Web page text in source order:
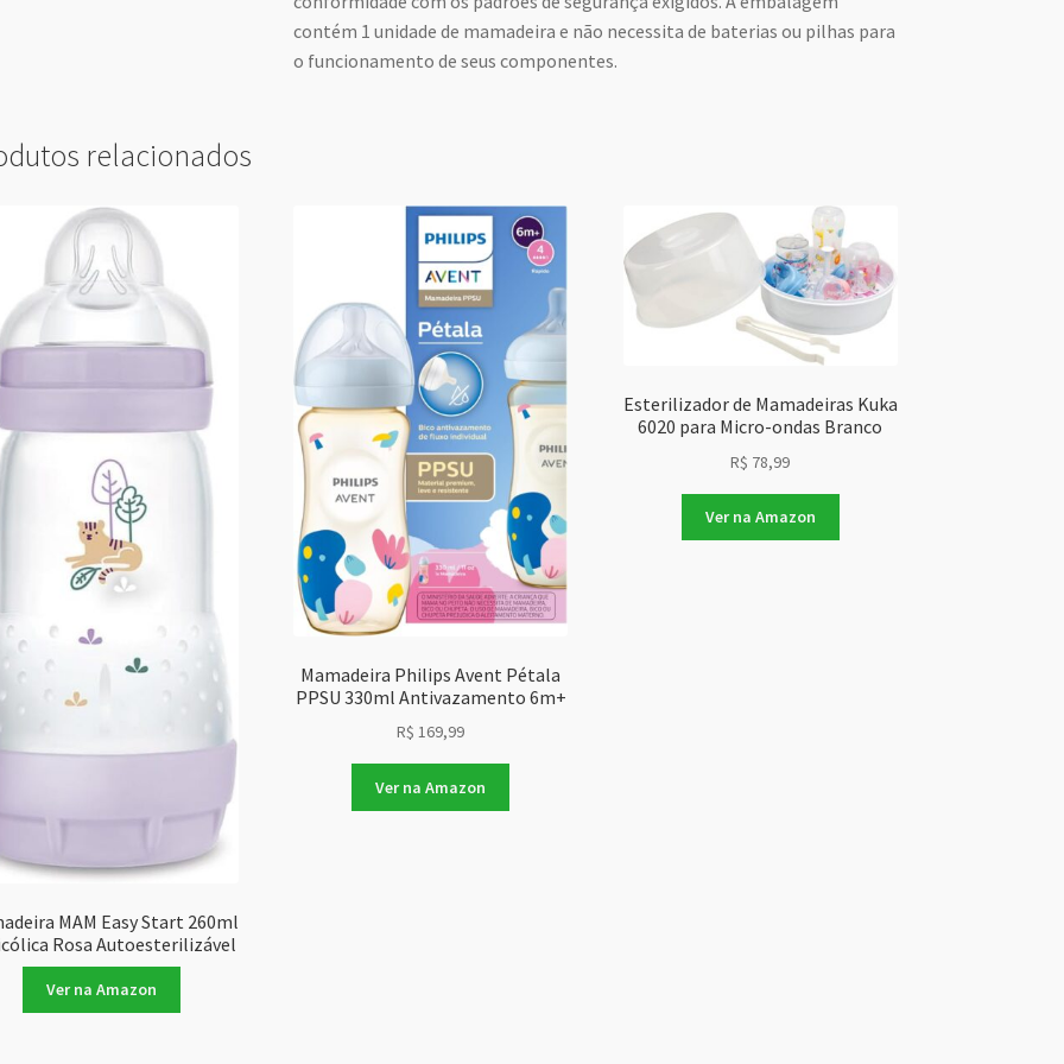
contém 1 unidade de mamadeira e não necessita de baterias ou pilhas para
o funcionamento de seus componentes.
relacionados
MAM Easy Start 260ml
Rosa Autoesterilizável
Ver na Amazon
Mamadeira Philips Avent Pétala
PPSU 330ml Antivazamento 6m+
R$ 169,99
Ver na Amazon
Esterilizador de Mamadeiras Kuka
6020 para Micro-ondas Branco
R$ 78,99
Ver na Amazon